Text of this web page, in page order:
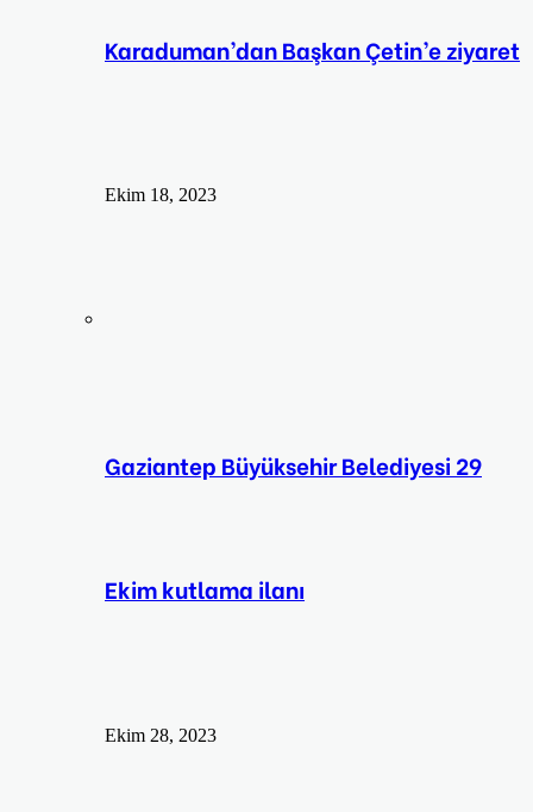
Karaduman’dan Başkan Çetin’e ziyaret
Ekim 18, 2023
Gaziantep Büyüksehir Belediyesi 29
Ekim kutlama ilanı
Ekim 28, 2023